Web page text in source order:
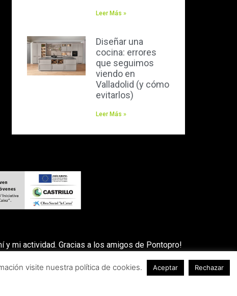
Leer Más »
Diseñar una
cocina: errores
que seguimos
viendo en
Valladolid (y cómo
evitarlos)
Leer Más »
y mi actividad. Gracias a los amigos de Pontopro!
visite nuestra política de cookies. Aceptar Rechazar